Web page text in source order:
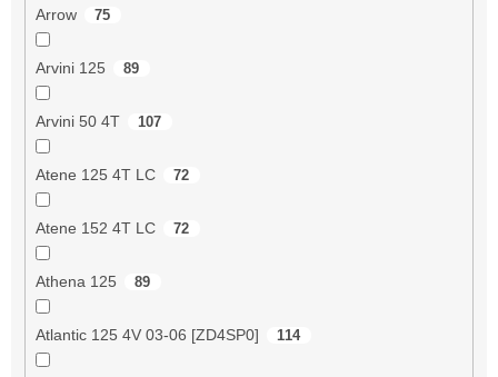
Arrow 75
Arvini 125 89
Arvini 50 4T 107
Atene 125 4T LC 72
Atene 152 4T LC 72
Athena 125 89
Atlantic 125 4V 03-06 [ZD4SP0] 114